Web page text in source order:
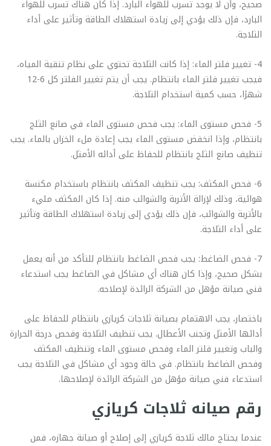
صحيح، وأن لا يوجد تسرب للهواء البارد. إذا كان هناك تسرب للهواء
البارد، فإن ذلك يؤدي إلى زيادة استهلاك الطاقة وتأثير على أداء
الثلاجة.
4- تغيير فلتر الماء: إذا كانت الثلاجة تحتوي على نظام تنقية المياه،
فيجب تغيير فلتر الماء بانتظام. يجب أن يتم تغيير الفلتر كل 6-12
شهرًا، حسب كمية استخدام الثلاجة.
5- فحص مستوى الماء: يجب فحص مستوى الماء في صانع الثلج
بانتظام، وإذا انخفض مستوى الماء يجب إعادة ملء الخزان بالماء. يجب
تنظيف صانع الثلج بانتظام للحفاظ على أدائه الأمثل.
6- فحص المكثف: يجب تنظيف المكثف بانتظام باستخدام مكنسة
هوائية، وذلك لإزالة الأتربة والشوائب منه. إذا كان المكثف مليء
بالأتربة والشوائب، فإن ذلك يؤدي إلى زيادة استهلاك الطاقة وتأثير
على أداء الثلاجة.
7- فحص الضاغط: يجب فحص الضاغط بانتظام للتأكد من أنه يعمل
بشكل صحيح، وإذا كان هناك أي مشاكل في الضاغط يجب استدعاء
فني صيانة مؤهل من الشركة الرائدة لإصلاحه.
باختصار، يجب الاهتمام بصيانة ثلاجات كريازي بانتظام للحفاظ على
أدائها الأمثل وتجنب الأعطال. يجب تنظيف الثلاجة وفحص درجة الحرارة
والباب وتغيير فلتر الماء وفحص مستوى الماء وتنظيف المكثف
وفحص الضاغط بانتظام. في حالة وجود أي مشاكل في الثلاجة يجب
استدعاء فني صيانة مؤهل من الشركة الرائدة لإصلاحها.
رقم صيانه ثلاجات كريازي
عندما يحتاج مالك ثلاجة كريازي إلى إصلاح أو صيانة جهازه، فمن